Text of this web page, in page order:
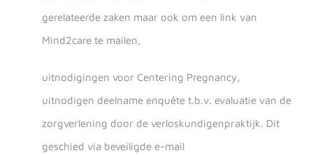
gerelateerde zaken maar ook om een link van
Mind2care te mailen,
uitnodigingen voor Centering Pregnancy,
uitnodigen deelname enquête t.b.v. evaluatie van de
zorgverlening door de verloskundigenpraktijk. Dit
geschied via beveiligde e-mail